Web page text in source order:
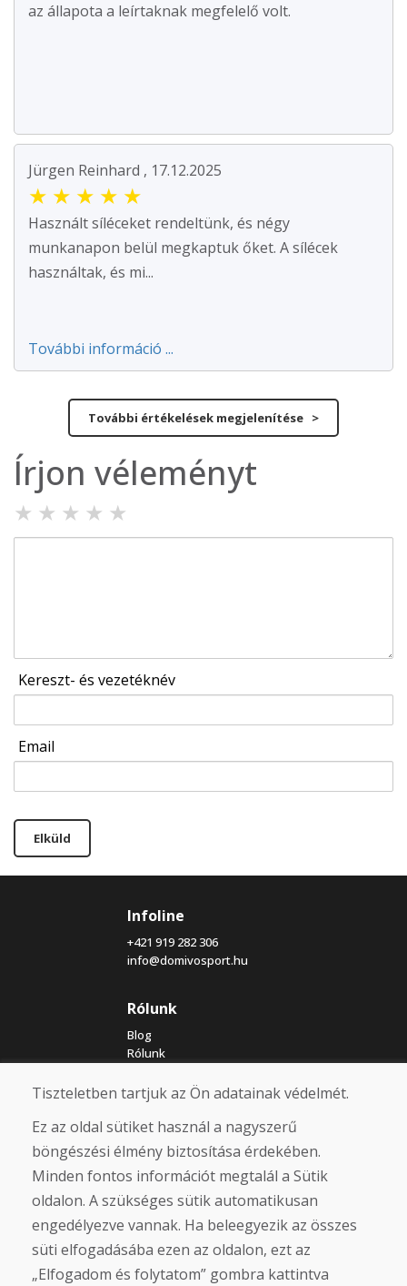
az állapota a leírtaknak megfelelő volt.
Jürgen Reinhard , 17.12.2025
★ ★ ★ ★ ★
Használt síléceket rendeltünk, és négy
munkanapon belül megkaptuk őket. A sílécek
használtak, és mi...
További információ ...
További értékelések megjelenítése >
Írjon véleményt
★ ★ ★ ★ ★
Kereszt- és vezetéknév
Email
Elküld
Infoline
+421 919 282 306
info@domivosport.hu
Rólunk
Blog
Rólunk
Érintkezés
Vásárlás
Eshop
Felhasználási feltételek
Szállítás
Fizetés
Áruk visszaküldése és cseréje
Adatvédelmi irányelvek
Tiszteletben tartjuk az Ön adatainak védelmét.
Ez az oldal sütiket használ a nagyszerű
böngészési élmény biztosítása érdekében.
Minden fontos információt megtalál a Sütik
oldalon. A szükséges sütik automatikusan
engedélyezve vannak. Ha beleegyezik az összes
süti elfogadásába ezen az oldalon, ezt az
„Elfogadom és folytatom” gombra kattintva